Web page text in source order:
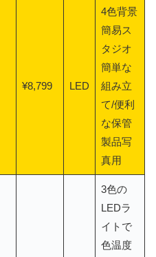
¥8,799 LED
4色背景
簡易ス
タジオ
簡単な
組み立
て/便利
な保管
製品写
真用
3色の
LEDラ
イトで
色温度